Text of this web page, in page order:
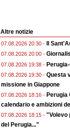
Altre notizie
07.08.2026 20:30 - Il
07.08.2026 20:00 -
07.08.2026 19:38 -
07.08.2026 19:30 - Questa
missione in Giappone
07.08.2026 18:16 - Perugia
calendario e ambizioni
07.08.2026 18:15 - "Volevo
del Perugia..."